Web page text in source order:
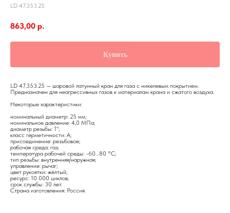
LD 47.353.25
863,00 р.
Купить
LD 47.353.25 — шаровой латунный кран для газа с никелевым покрытием.
Предназначен для неагрессивных газов к материалам крана и сжатого воздуха.
Некоторые характеристики:
номинальный диаметр: 25 мм;
номинальное давление: 4,0 МПа;
диаметр резьбы: 1";
класс герметичности: А;
присоединение: резьбовое;
рабочая среда: газ;
температура рабочей среды: -60…80 °С;
тип резьбы: внутренняя/наружная;
управление: рычаг;
цвет рукоятки: жёлтый;
ресурс: 10 000 циклов;
срок службы: 30 лет.
Страна изготовления: Россия.